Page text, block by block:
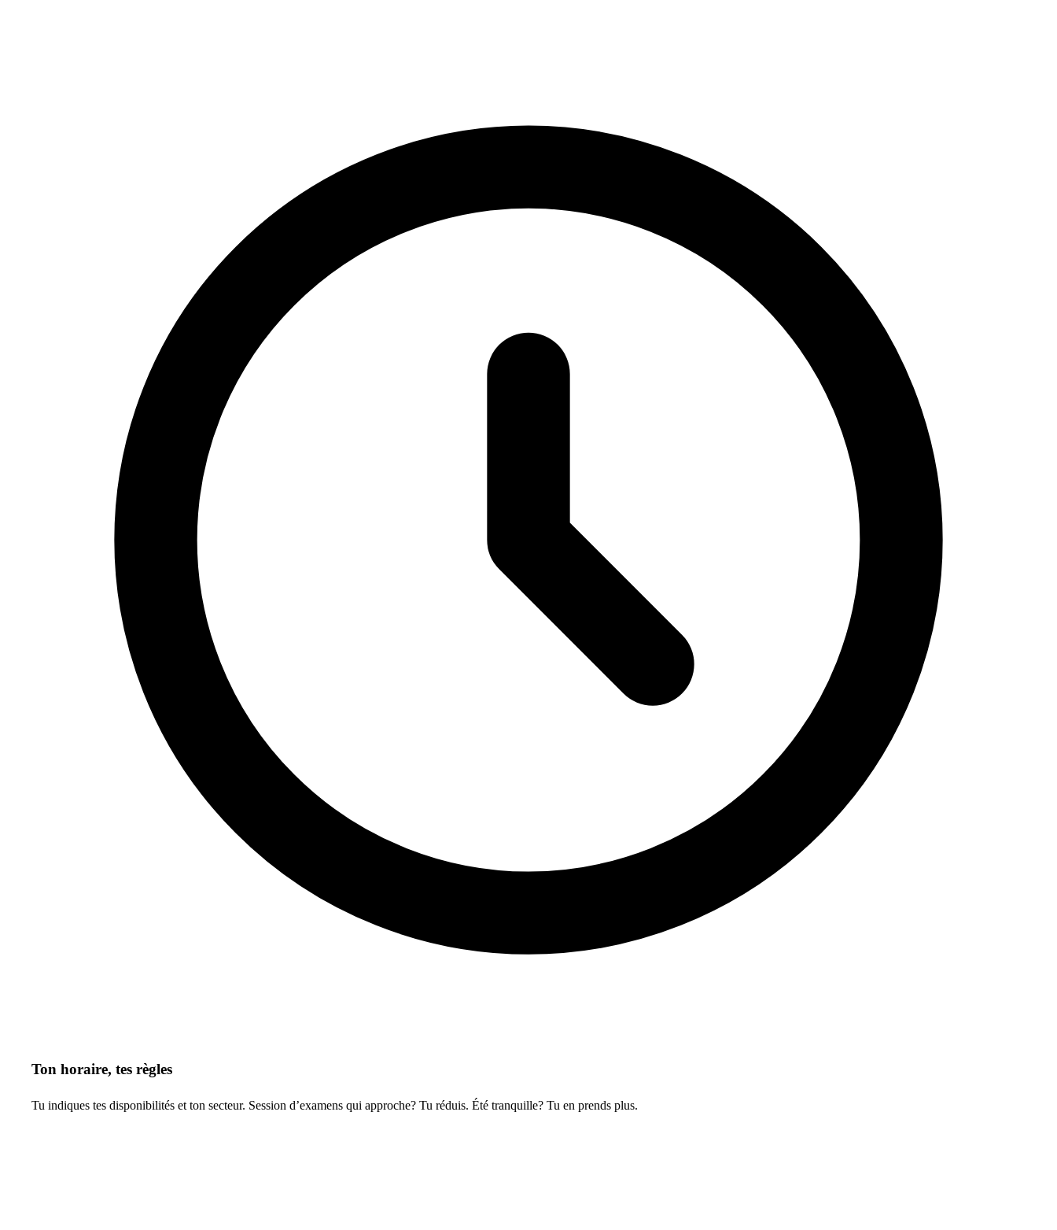
Ton horaire, tes règles
Tu indiques tes disponibilités et ton secteur. Session d’examens qui approche? Tu réduis. Été tranquille? Tu en prends plus.